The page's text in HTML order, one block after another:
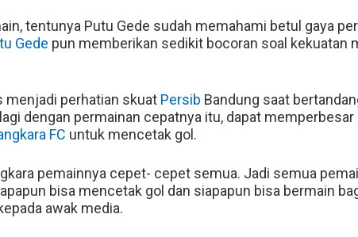
tentunya Putu Gede sudah memahami betul gaya
Gede pun memberikan sedikit bocoran soal kekuatan
menjadi perhatian skuat Persib Bandung saat
dengan permainan cepatnya itu, dapat memperbesar
FC untuk mencetak gol.
pemainnya cepet- cepet semua. Jadi semua
bisa mencetak gol dan siapapun bisa bermain
awak media.